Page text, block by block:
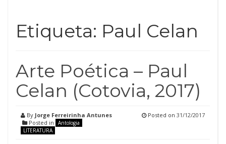
Etiqueta: Paul Celan
Arte Poética – Paul
Celan (Cotovia, 2017)
By Jorge Ferreirinha Antunes
Posted in
Antologia
LITERATURA
Posted on 31/12/2017